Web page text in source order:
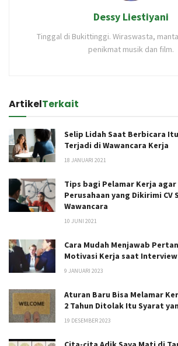
Dessy Liestiyani
Tinggal di Bukittinggi. Wiraswasta,
penikmat musik dan film.
ArtikelTerkait
Selip Lidah Saat Berbicara
Terjadi di Wawancara Kerja
18 JANUARI 2021
Tips bagi Pelamar Kerja agar
Perusahaan yang Dikirimi CV
Wawancara
10 JUNI 2021
Cara Mudah Menjawab
Motivasi Kerja saat Interview
9 JANUARI 2023
Aturan Baru Bisa Melamar
2 Tahun Ditolak Itu Syarat
19 DESEMBER 2023